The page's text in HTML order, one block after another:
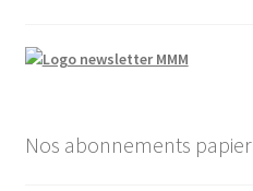
Nos abonnements papier